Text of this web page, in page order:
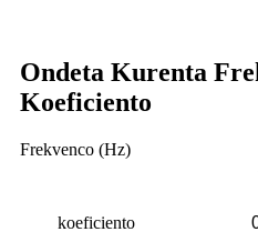
Ondeta Kurenta
Koeficiento
Frekvenco (Hz)
koeficiento